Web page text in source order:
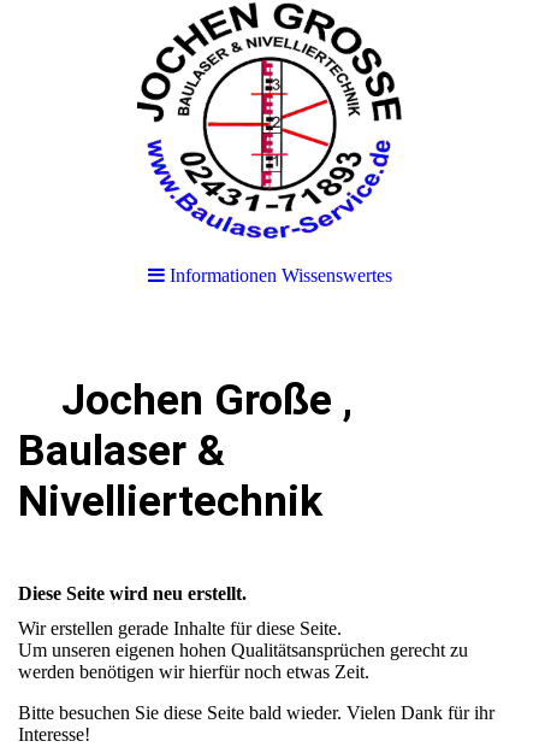
Informationen Wissenswertes
Jochen Große ,
Baulaser &
Nivelliertechnik
Diese Seite wird neu erstellt.
Wir erstellen gerade Inhalte für diese Seite.
Um unseren eigenen hohen Qualitätsansprüchen gerecht zu
werden benötigen wir hierfür noch etwas Zeit.
Bitte besuchen Sie diese Seite bald wieder. Vielen Dank für ihr
Interesse!